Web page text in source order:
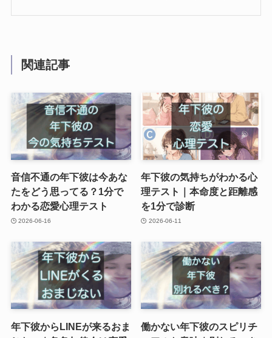
関連記事
音信不通の年下彼は今あな
たをどう思ってる？1分で
わかる恋愛心理テスト
2026-06-16
年下彼の気持ちがわかる心
理テスト｜本命度と距離感
を1分で診断
2026-06-11
年下彼からLINEが来るおま
働かない年下彼のスピリチ